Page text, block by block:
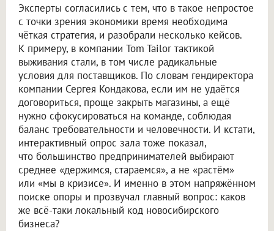
Эксперты согласились с тем, что в такое непростое
с точки зрения экономики время необходима
чёткая стратегия, и разобрали несколько кейсов.
К примеру, в компании Tom Tailor тактикой
выживания стали, в том числе радикальные
условия для поставщиков. По словам гендиректора
компании Сергея Кондакова, если им не удаётся
договориться, проще закрыть магазины, а ещё
нужно сфокусироваться на команде, соблюдая
баланс требовательности и человечности. И кстати,
интерактивный опрос зала тоже показал,
что большинство предпринимателей выбирают
среднее «держимся, стараемся», а не «растём»
или «мы в кризисе». И именно в этом напряжённом
поиске опоры и прозвучал главный вопрос: каков
же всё-таки локальный код новосибирского
бизнеса?